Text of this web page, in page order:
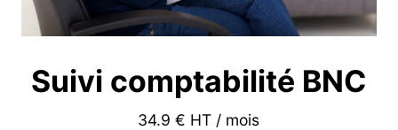
Suivi comptabilité BNC
34.9 € HT / mois